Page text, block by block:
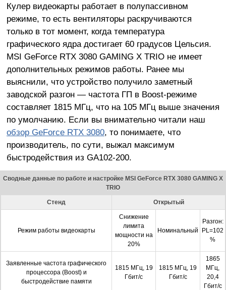
Кулер видеокарты работает в полупассивном
режиме, то есть вентиляторы раскручиваются
только в тот момент, когда температура
графического ядра достигает 60 градусов Цельсия.
MSI GeForce RTX 3080 GAMING X TRIO не имеет
дополнительных режимов работы. Ранее мы
выяснили, что устройство получило заметный
заводской разгон — частота ГП в Boost-режиме
составляет 1815 МГц, что на 105 МГц выше значения
по умолчанию. Если вы внимательно читали наш
обзор GeForce RTX 3080, то понимаете, что
производитель, по сути, выжал максимум
быстродействия из GA102-200.
Сводные данные по работе и настройке MSI GeForce RTX 3080 GAMING X
TRIO
Стенд Открытый
Режим работы видеокарты
Снижение
лимита
мощности на
20%
Номинальный
Разгон:
PL=102
%
Заявленные частота графического
процессора (Boost) и
быстродействие памяти
1815 МГц, 19
Гбит/с
1815 МГц, 19
Гбит/с
1865
МГц,
20,4
Гбит/с